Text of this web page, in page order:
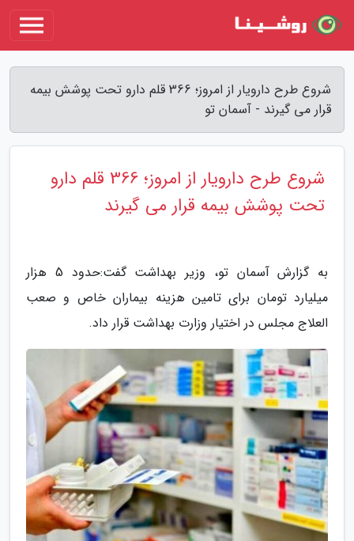
شروع طرح دارویار از امروز؛ 366 قلم دارو تحت پوشش بیمه
قرار می گیرند - آسمان تو
شروع طرح دارویار از امروز؛ 366 قلم دارو
تحت پوشش بیمه قرار می گیرند
به گزارش آسمان تو، وزیر بهداشت گفت:حدود 5 هزار
میلیارد تومان برای تامین هزینه بیماران خاص و صعب
العلاج مجلس در اختیار وزارت بهداشت قرار داد.